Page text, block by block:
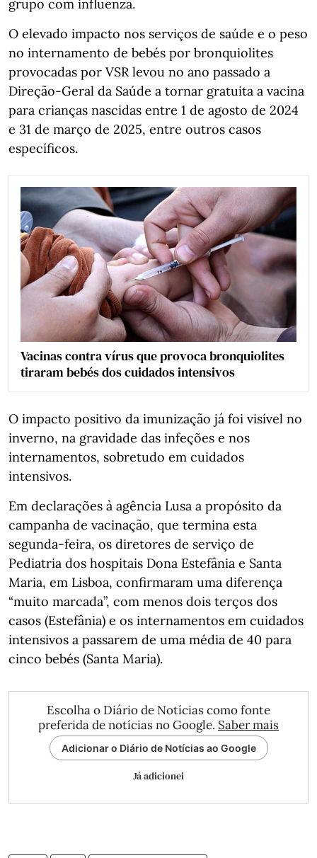
grupo com influenza.
O elevado impacto nos serviços de saúde e o peso
no internamento de bebés por bronquiolites
provocadas por VSR levou no ano passado a
Direção-Geral da Saúde a tornar gratuita a vacina
para crianças nascidas entre 1 de agosto de 2024
e 31 de março de 2025, entre outros casos
específicos.
Vacinas contra vírus que provoca bronquiolites
tiraram bebés dos cuidados intensivos
O impacto positivo da imunização já foi visível no
inverno, na gravidade das infeções e nos
internamentos, sobretudo em cuidados
intensivos.
Em declarações à agência Lusa a propósito da
campanha de vacinação, que termina esta
segunda-feira, os diretores de serviço de
Pediatria dos hospitais Dona Estefânia e Santa
Maria, em Lisboa, confirmaram uma diferença
“muito marcada”, com menos dois terços dos
casos (Estefânia) e os internamentos em cuidados
intensivos a passarem de uma média de 40 para
cinco bebés (Santa Maria).
Escolha o Diário de Notícias como fonte
preferida de notícias no Google. Saber mais
Adicionar o Diário de Notícias ao Google
Já adicionei